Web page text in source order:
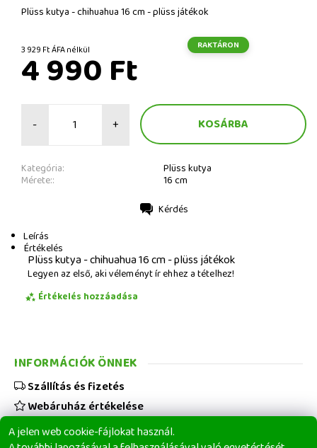
Plüss kutya - chihuahua 16 cm - plüss játékok
3 929 Ft ÁFA nélkül RAKTÁRON
4 990 Ft
- +
Kategória: Plüss kutya
Mérete:: 16 cm
Kérdés
Leírás
Értékelés
Plüss kutya - chihuahua 16 cm - plüss játékok
Legyen az első, aki véleményt ír ehhez a tételhez!
Értékelés hozzáadása
A jelen web cookie-fájlokat használ.
INFORMÁCIÓK ÖNNEK
Szállítás és fizetés
Webáruház értékelése
Viszonteladóknak